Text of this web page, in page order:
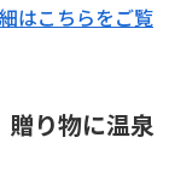
はこちらをご覧
り物に温泉